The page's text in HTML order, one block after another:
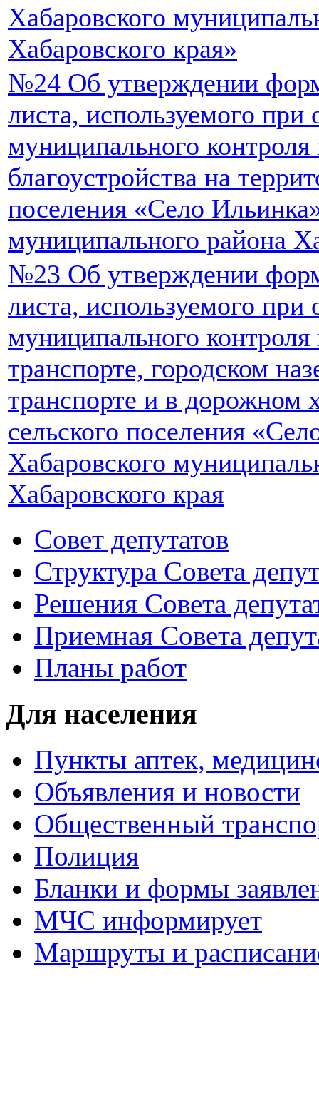
Хабаровского
Хабаровского края»
№24 Об утверждении
листа, используемого при
муниципального контроля
благоустройства на
поселения «Село
муниципального района
№23 Об утверждении
листа, используемого при
муниципального
транспорте, городском
транспорте и в дорожном
сельского поселения
Хабаровского
Хабаровского края
Совет депутатов
Структура Совета
Решения Совета
Приемная Совета
Планы работ
Для населения
Пункты аптек,
Объявления и новости
Общественный
Полиция
Бланки и формы
МЧС информирует
Маршруты и